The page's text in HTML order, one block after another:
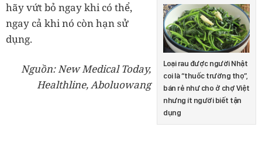
Loại rau được người Nhật
coi là “thuốc trường thọ”,
bán rẻ như cho ở chợ Việt
nhưng ít người biết tận
dụng
hãy vứt bỏ ngay khi có thể,
ngay cả khi nó còn hạn sử
dụng.
Nguồn: New Medical Today,
Healthline, Aboluowang